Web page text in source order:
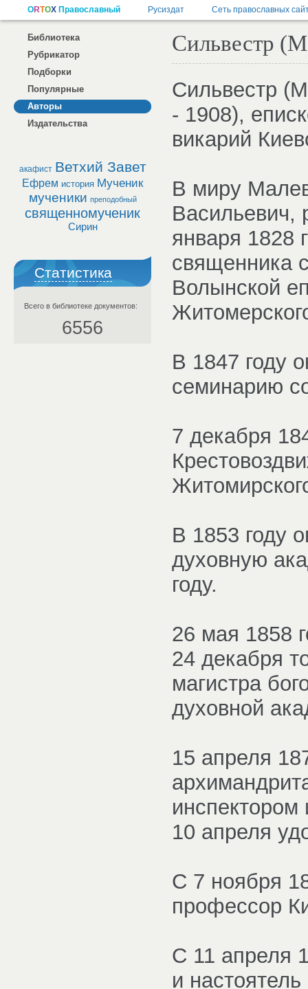
Библиотека
Рубрикатор
Подборки
Популярные
Авторы
Издательства
акафист Ветхий Завет
Ефрем история Мученик
мученики преподобный
священномученик
Сирин
Статистика
Всего в библиотеке документов:
6556
Сильвестр
Сильвестр
- 1908),
викарий
В миру
Васильевич,
января 1828
священника
Волынской
В 1847 году
семинарию
7 декабря
В 1853 году
духовную
году.
26 мая 1858
24 декабря
магистра
духовной
15 апреля
10 апреля
С 7 ноября
профессор
С 11 апреля
и